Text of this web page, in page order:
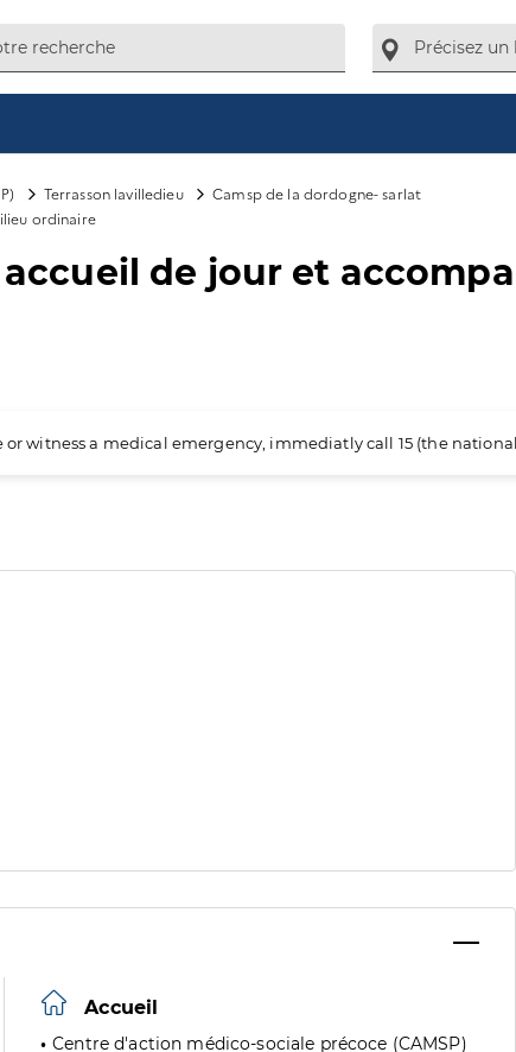
Terrasson lavilledieu
Camsp de la dordogne- sarlat
ordinaire
de jour et
or witness a medical emergency, immediatly call 15 (the
Accueil
Centre d'action médico-sociale précoce (CAMSP)